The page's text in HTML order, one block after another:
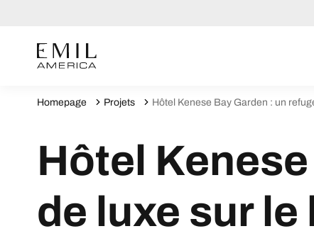
Homepage Projets Hôtel Kenese Bay Garden : un
Hôtel
de luxe sur